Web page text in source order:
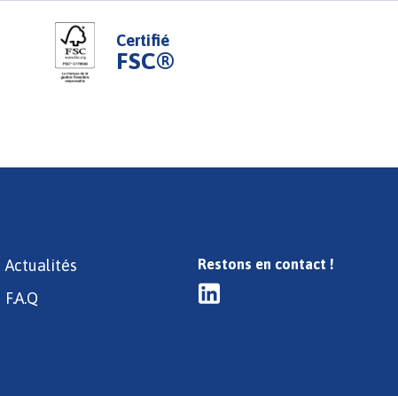
Certifié
FSC®
Actualités
F.A.Q
Restons en contact !